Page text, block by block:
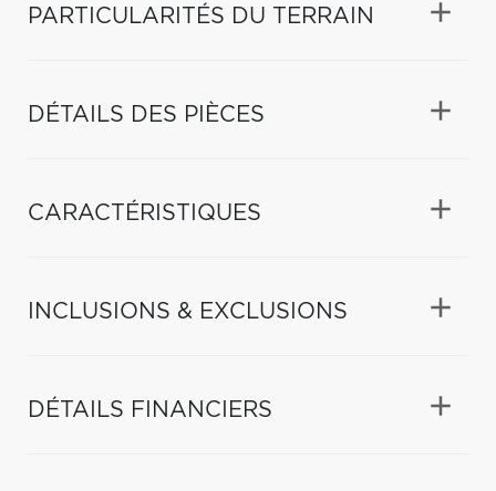
PARTICULARITÉS DU TERRAIN
DÉTAILS DES PIÈCES
CARACTÉRISTIQUES
INCLUSIONS & EXCLUSIONS
DÉTAILS FINANCIERS